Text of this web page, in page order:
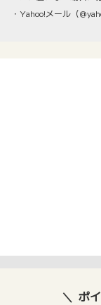
・Yahoo!メール（
ポ